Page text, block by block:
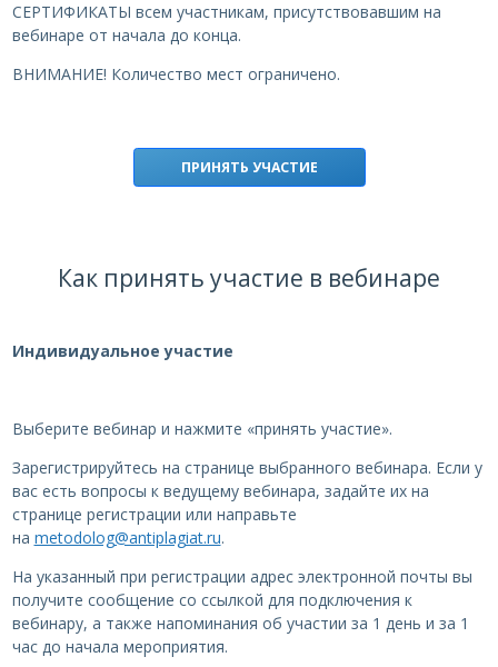
СЕРТИФИКАТЫ всем участникам, присутствовавшим на
вебинаре от начала до конца.
ВНИМАНИЕ! Количество мест ограничено.
ПРИНЯТЬ УЧАСТИЕ
Как принять участие в вебинаре
Индивидуальное участие
Выберите вебинар и нажмите «принять участие».
Зарегистрируйтесь на странице выбранного вебинара. Если у
вас есть вопросы к ведущему вебинара, задайте их на
странице регистрации или направьте
на metodolog@antiplagiat.ru.
На указанный при регистрации адрес электронной почты вы
получите сообщение со ссылкой для подключения к
вебинару, а также напоминания об участии за 1 день и за 1
час до начала мероприятия.